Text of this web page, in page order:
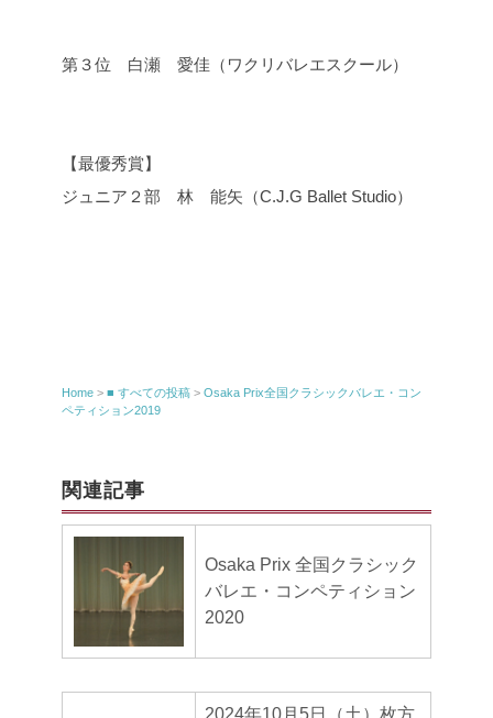
​第３位 白瀬 愛佳（ワクリバレエスクール）
【最優秀賞】
ジュニア２部 林 能矢（C.J.G Ballet Studio）
Home > ■ すべての投稿 > Osaka Prix全国クラシックバレエ・コン
ペティション2019
関連記事
Osaka Prix 全国クラシック
バレエ・コンペティション
2020
2024年10月5日（土）枚方